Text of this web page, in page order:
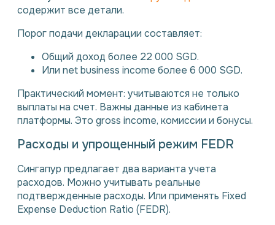
содержит все детали.
Порог подачи декларации составляет:
Общий доход более 22 000 SGD.
Или net business income более 6 000 SGD.
Практический момент: учитываются не только
выплаты на счет. Важны данные из кабинета
платформы. Это gross income, комиссии и бонусы.
Расходы и упрощенный режим FEDR
Сингапур предлагает два варианта учета
расходов. Можно учитывать реальные
подтвержденные расходы. Или применять Fixed
Expense Deduction Ratio (FEDR).